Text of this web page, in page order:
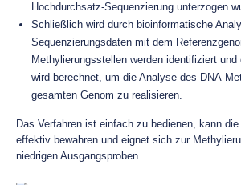
Hochdurchsatz-Sequenzierung unterzogen
Schließlich wird durch bioinformatische
Sequenzierungsdaten mit dem
Methylierungsstellen werden identifiziert und
wird berechnet, um die Analyse des DNA-
gesamten Genom zu realisieren.
Das Verfahren ist einfach zu bedienen, kann
effektiv bewahren und eignet sich zur
niedrigen Ausgangsproben.